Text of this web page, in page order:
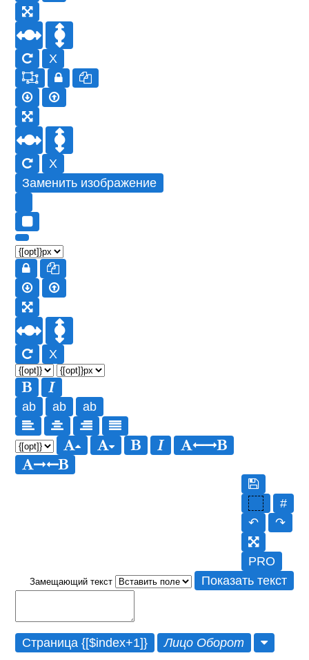
X
X
Заменить изображение
X
ab ab ab
#
↶
↷
PRO
Замещающий текст Показать текст
Страница {[$index+1]} Лицо Оборот